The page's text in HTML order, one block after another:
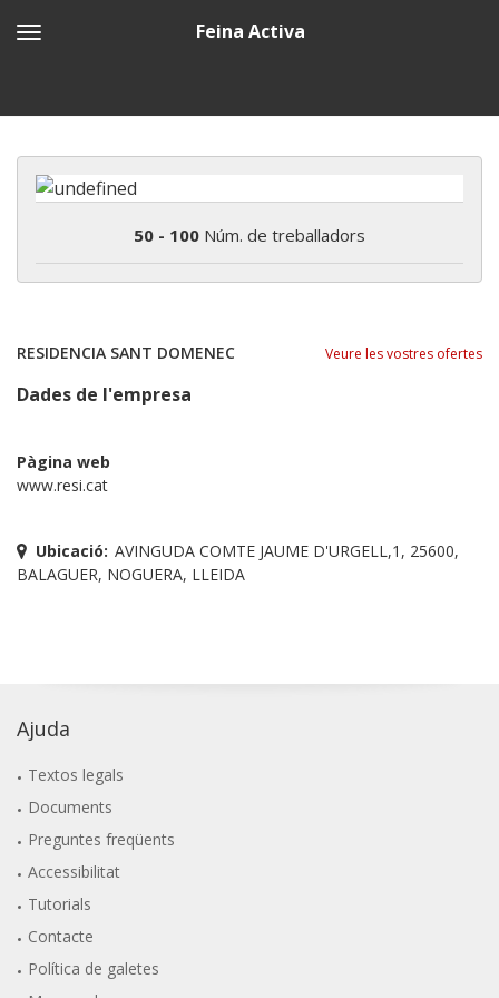
Feina Activa
50 - 100 Núm. de treballadors
RESIDENCIA SANT DOMENEC Veure les vostres ofertes
Dades de l'empresa
Pàgina web
www.resi.cat
Ubicació: AVINGUDA COMTE JAUME D'URGELL,1, 25600,
BALAGUER, NOGUERA, LLEIDA
Ajuda
Textos legals
Documents
Preguntes freqüents
Accessibilitat
Tutorials
Contacte
Política de galetes